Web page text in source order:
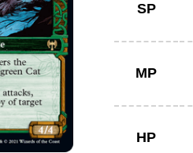
SP
MP
HP